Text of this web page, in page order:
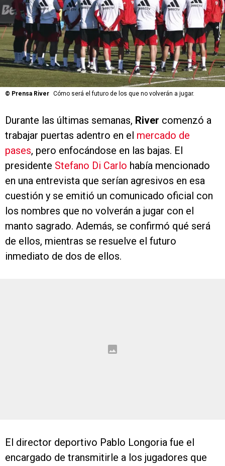
© Prensa River Cómo será el futuro de los que no volverán a jugar.
Durante las últimas semanas, River comenzó a
trabajar puertas adentro en el mercado de
pases, pero enfocándose en las bajas. El
presidente Stefano Di Carlo había mencionado
en una entrevista que serían agresivos en esa
cuestión y se emitió un comunicado oficial con
los nombres que no volverán a jugar con el
manto sagrado. Además, se confirmó qué será
de ellos, mientras se resuelve el futuro
inmediato de dos de ellos.
El director deportivo Pablo Longoria fue el
encargado de transmitirle a los jugadores que